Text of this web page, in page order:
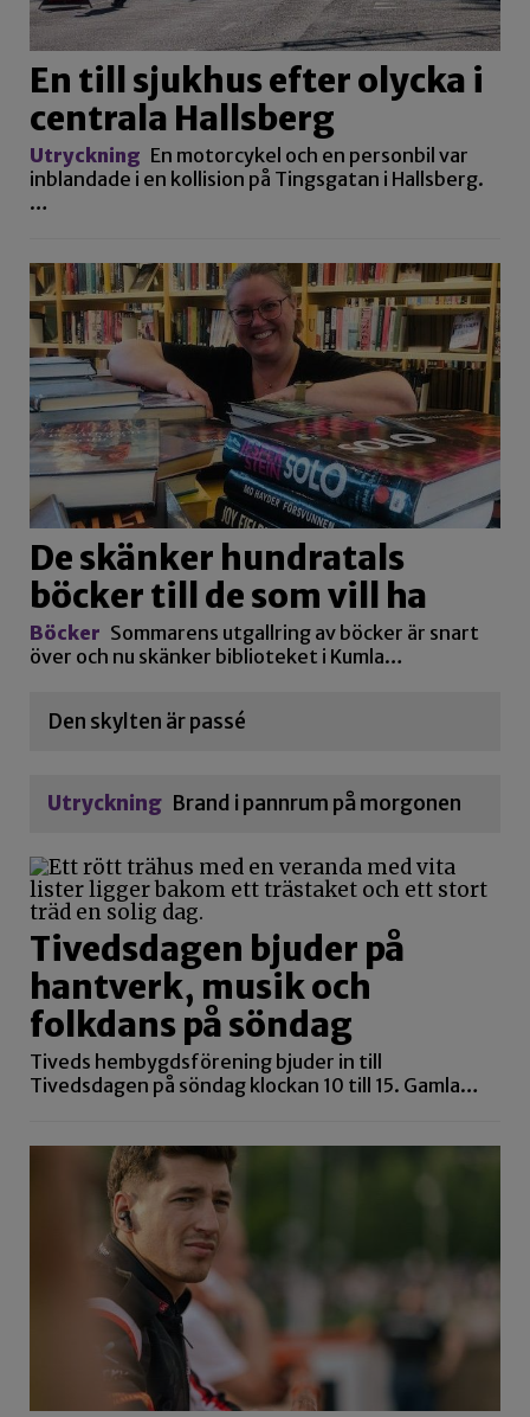
En till sjukhus efter olycka i
centrala Hallsberg
Utryckning En motorcykel och en personbil var
inblandade i en kollision på Tingsgatan i Hallsberg.
…
De skänker hundratals
böcker till de som vill ha
Böcker Sommarens utgallring av böcker är snart
över och nu skänker biblioteket i Kumla…
Den skylten är passé
Utryckning Brand i pannrum på morgonen
Tivedsdagen bjuder på
hantverk, musik och
folkdans på söndag
Tiveds hembygdsförening bjuder in till
Tivedsdagen på söndag klockan 10 till 15. Gamla…